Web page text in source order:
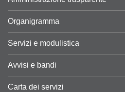
Organigramma
Servizi e modulistica
Avvisi e bandi
Carta dei servizi